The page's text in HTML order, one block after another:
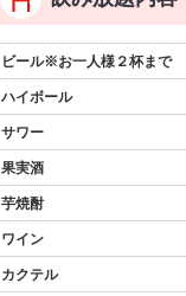
ビール※お一人様２杯まで
ハイボール
サワー
果実酒
芋焼酎
ワイン
カクテル